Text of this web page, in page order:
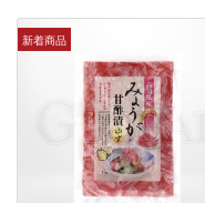
新着商品